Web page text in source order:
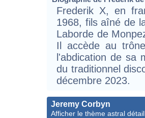
Frederik X, en
1968, fils aîné de
Laborde de
Il accède au
l'abdication de sa
du traditionnel
décembre 2023.
Jeremy Corbyn
Afficher le thème astral